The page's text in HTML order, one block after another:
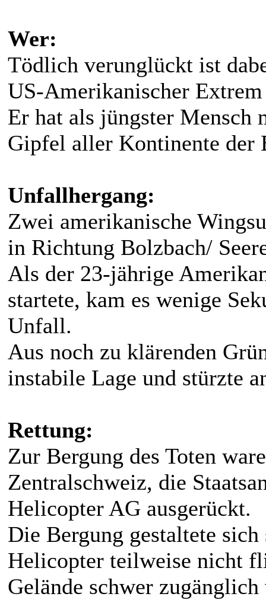
Wer:
Tödlich verunglückt ist
US-Amerikanischer
Er hat als jüngster Mensch
Gipfel aller Kontinente der
Unfallhergang:
Zwei amerikanische
in Richtung Bolzbach/
Als der 23-jährige
startete, kam es wenige
Unfall.
Aus noch zu klärenden
instabile Lage und stürzte
Rettung:
Zur Bergung des Toten
Zentralschweiz, die
Helicopter AG ausgerückt.
Die Bergung gestaltete
Helicopter teilweise nicht
Gelände schwer zugänglich